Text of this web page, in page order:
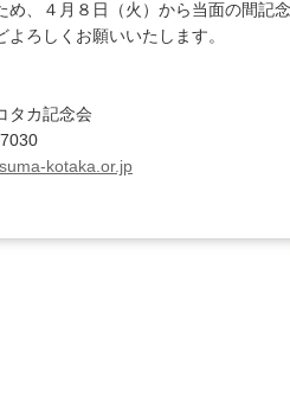
め、４月８日（火）から当面の間記
よろしくお願いいたします。
タカ記念会
kotaka.or.jp